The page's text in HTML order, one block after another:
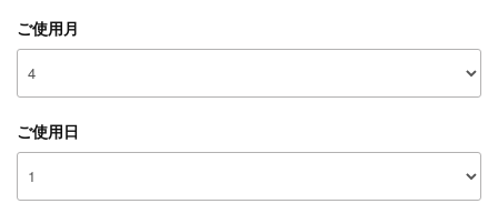
ご使用月
ご使用日